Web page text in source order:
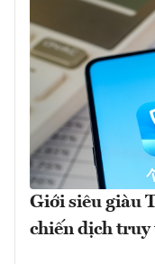
Giới siêu giàu
chiến dịch truy